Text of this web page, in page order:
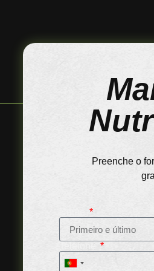
Preenche o
Portugal